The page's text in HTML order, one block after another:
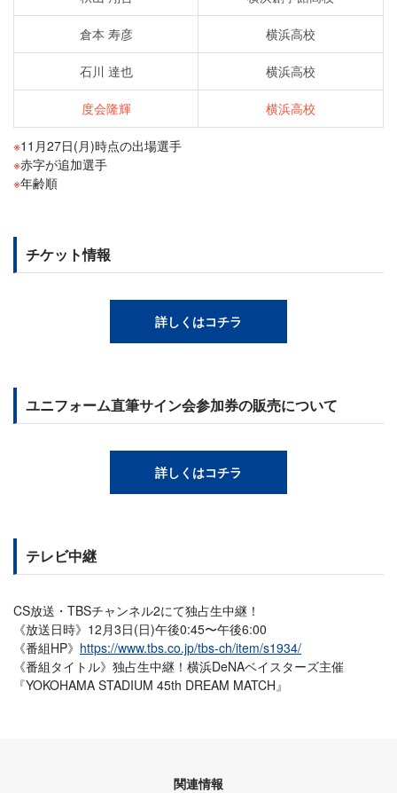
倉本 寿彦 横浜高校
石川 達也 横浜高校
度会隆輝 横浜高校
11月27日(月)時点の出場選手
赤字が追加選手
年齢順
チケット情報
詳しくはコチラ
ユニフォーム直筆サイン会参加券の販売について
詳しくはコチラ
テレビ中継
CS放送・TBSチャンネル2にて独占生中継！
《放送日時》12月3日(日)午後0:45〜午後6:00
《番組HP》 https://www.tbs.co.jp/tbs-ch/item/s1934/
《番組タイトル》独占生中継！横浜DeNAベイスターズ主催
『YOKOHAMA STADIUM 45th DREAM MATCH』
関連情報